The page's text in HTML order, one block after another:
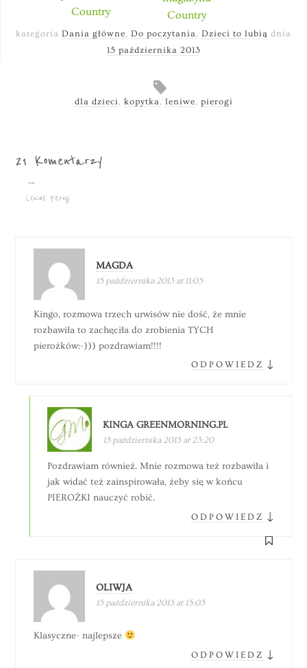
Country
Country
kategoria Dania główne Do poczytania Dzieci to lubią dnia
15 października 2013
dla dzieci, kopytka, leniwe, pierogi
21 Komentarzy
→
Leniwe pierogi
MAGDA
15 października 2013 at 11:05
Kingo, rozmowa trzech urwisów nie dość, że mnie
rozbawiła to zachęciła do zrobienia TYCH
pierożków:-))) pozdrawiam!!!!
ODPOWIEDZ ↓
KINGA GREENMORNING.PL
15 października 2013 at 23:20
Pozdrawiam również. Mnie rozmowa też rozbawiła i
jak widać też zainspirowała, żeby się w końcu
PIEROŻKI nauczyć robić.
ODPOWIEDZ ↓
OLIWJA
15 października 2013 at 15:03
Klasyczne- najlepsze
ODPOWIEDZ ↓